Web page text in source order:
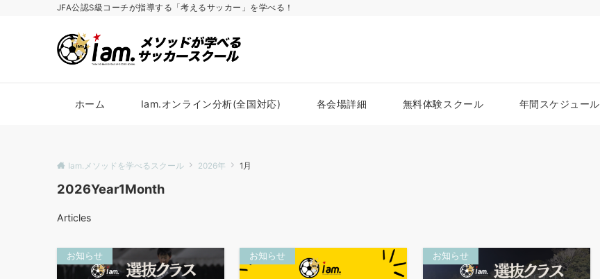
JFA公認S級コーチが指導する「考えるサッカー」を学べる！
ホーム Iam.オンライン分析(全国対応) 各会場詳細 無料体験スクール 年間スケジュール
Iam.メソッドを学べるスクール 2026年 1月
2026Year1Month
Articles
お知らせ お知らせ お知らせ